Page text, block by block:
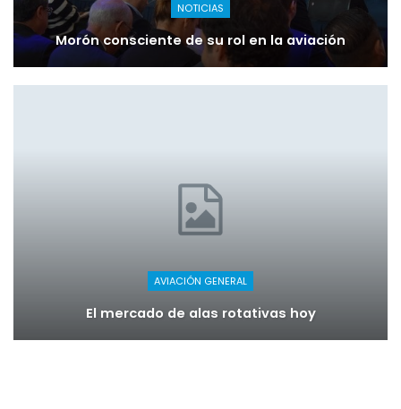
NOTICIAS
Morón consciente de su rol en la aviación
AVIACIÓN GENERAL
El mercado de alas rotativas hoy